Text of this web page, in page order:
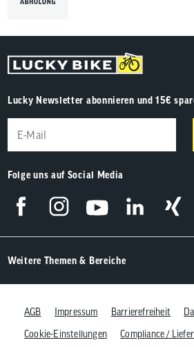
Lucky Newsletter abonnieren und 15€
Folge uns auf Social Media
Weitere Themen & Bereiche
AGB Impressum Barrierefreiheit
Cookie-Einstellungen
Compliance /